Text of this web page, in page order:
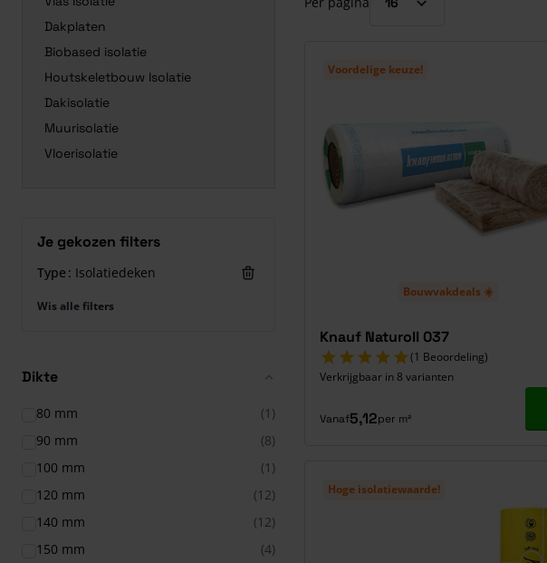
Dakplaten
Biobased isolatie
Houtskeletbouw Isolatie
Dakisolatie
Muurisolatie
Vloerisolatie
Je gekozen filters
Type Isolatiedeken
Wis alle filters
Dikte
80 mm
(1)
90 mm
(8)
100 mm
(1)
120 mm
(12)
140 mm
(12)
150 mm
(4)
Bouwvakdeals ☀️
Voordelige keuze!
Knauf Naturoll 037
(1 Beoordeling)
Verkrijgbaar in 8 varianten
Vanaf5,12per m²
Hoge isolatiewaarde!